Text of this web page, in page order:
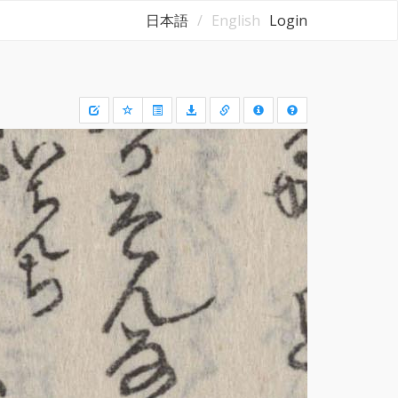
日本語 English Login
Draw
a
rectangle